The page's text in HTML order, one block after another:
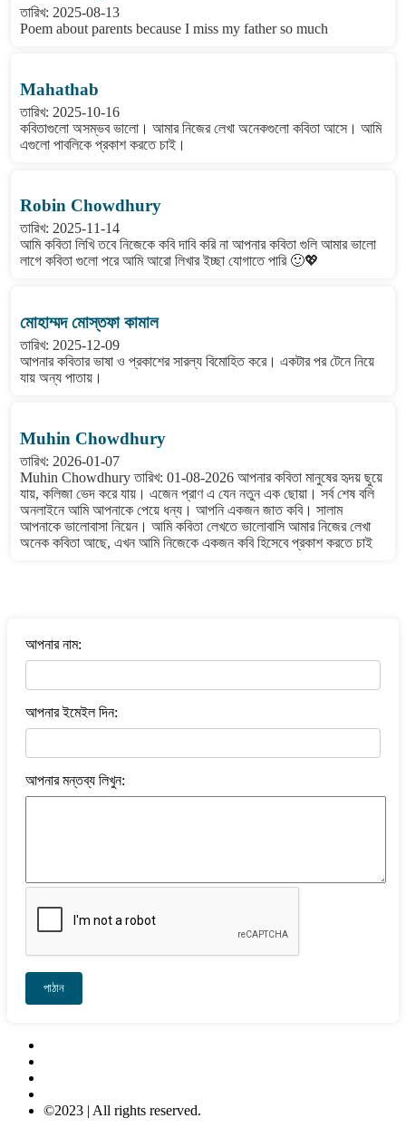
তারিখ: 2025-08-13
Poem about parents because I miss my father so much
Mahathab
তারিখ: 2025-10-16
কবিতাগুলো অসম্ভব ভালো। আমার নিজের লেখা অনেকগুলো কবিতা আসে। আমি
এগুলো পাবলিকে প্রকাশ করতে চাই।
Robin Chowdhury
তারিখ: 2025-11-14
আমি কবিতা লিখি তবে নিজেকে কবি দাবি করি না আপনার কবিতা গুলি আমার ভালো
লাগে কবিতা গুলো পরে আমি আরো লিখার ইচ্ছা যোগাতে পারি 🙂💖
মোহাম্মদ মোস্তফা কামাল
তারিখ: 2025-12-09
আপনার কবিতার ভাষা ও প্রকাশের সারল্য বিমোহিত করে। একটার পর টেনে নিয়ে
যায় অন্য পাতায়।
Muhin Chowdhury
তারিখ: 2026-01-07
Muhin Chowdhury তারিখ: 01-08-2026 আপনার কবিতা মানুষের হৃদয় ছুয়ে
যায়, কলিজা ভেদ করে যায়। এজেন প্রাণ এ যেন নতুন এক ছোয়া। সর্ব শেষ বলি
অনলাইনে আমি আপনাকে পেয়ে ধন্য। আপনি একজন জাত কবি। সালাম
আপনাকে ভালোবাসা নিয়েন। আমি কবিতা লেখতে ভালোবাসি আমার নিজের লেখা
অনেক কবিতা আছে, এখন আমি নিজেকে একজন কবি হিসেবে প্রকাশ করতে চাই
আপনার নাম:
আপনার ইমেইল দিন:
আপনার মন্তব্য লিখুন:
পাঠান
©2023 | All rights reserved.